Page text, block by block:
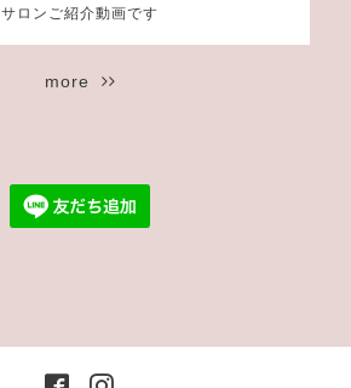
サロンご紹介動画です
more